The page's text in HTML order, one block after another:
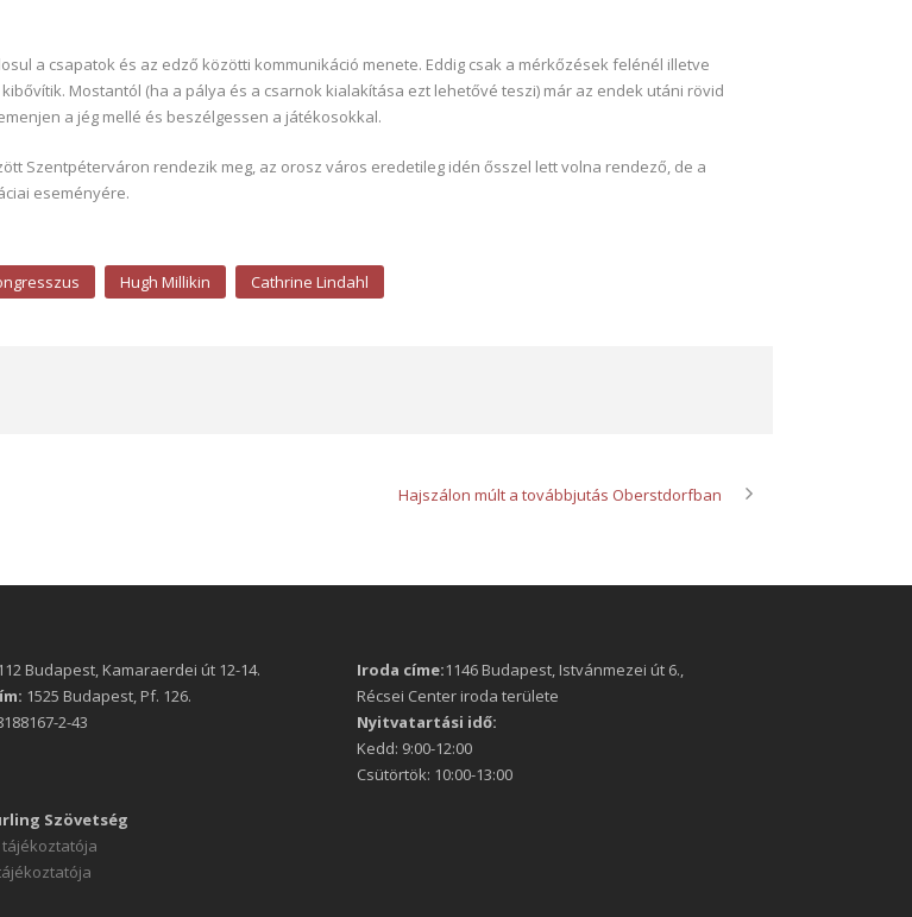
a csapatok és az edző közötti kommunikáció menete. Eddig csak a mérkőzések felénél illetve
Mostantól (ha a pálya és a csarnok kialakítása ezt lehetővé teszi) már az endek utáni rövid
a jég mellé és beszélgessen a játékosokkal.
Szentpéterváron rendezik meg, az orosz város eredetileg idén ősszel lett volna rendező, de a
eseményére.
Hugh Millikin Cathrine Lindahl
Hajszálon múlt a továbbjutás Oberstdorfban
Budapest, Kamaraerdei út 12-14.
1525 Budapest, Pf. 126.
2-43
Szövetség
Iroda címe:1146 Budapest, Istvánmezei út 6.,
Récsei Center iroda területe
Nyitvatartási idő:
Kedd: 9:00-12:00
Csütörtök: 10:00-13:00